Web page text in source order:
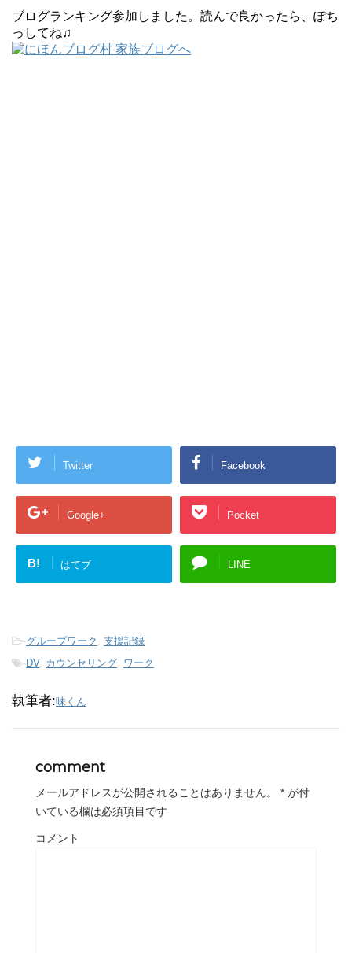
ブログランキング参加しました。読んで良かったら、ぽち
っしてね♫
Twitter Facebook
Google+ Pocket
B! はてブ LINE
-グループワーク , 支援記録
-DV, カウンセリング, ワーク
執筆者:味くん
comment
メールアドレスが公開されることはありません。 * が付
いている欄は必須項目です
コメント